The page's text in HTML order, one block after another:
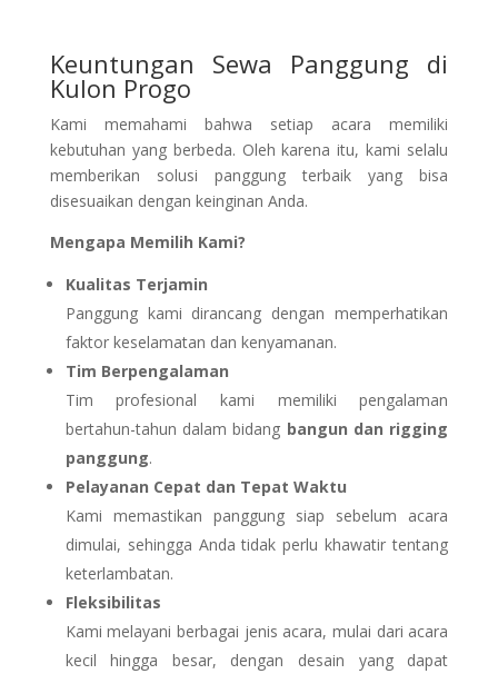
Keuntungan Sewa Panggung di
Kulon Progo
Kami memahami bahwa setiap acara memiliki
kebutuhan yang berbeda. Oleh karena itu, kami selalu
memberikan solusi panggung terbaik yang bisa
disesuaikan dengan keinginan Anda.
Mengapa Memilih Kami?
Kualitas Terjamin
Panggung kami dirancang dengan memperhatikan
faktor keselamatan dan kenyamanan.
Tim Berpengalaman
Tim profesional kami memiliki pengalaman
bertahun-tahun dalam bidang bangun dan rigging
panggung.
Pelayanan Cepat dan Tepat Waktu
Kami memastikan panggung siap sebelum acara
dimulai, sehingga Anda tidak perlu khawatir tentang
keterlambatan.
Fleksibilitas
Kami melayani berbagai jenis acara, mulai dari acara
kecil hingga besar, dengan desain yang dapat